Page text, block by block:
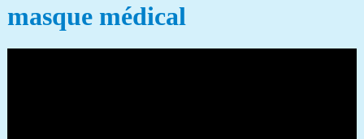
masque médical